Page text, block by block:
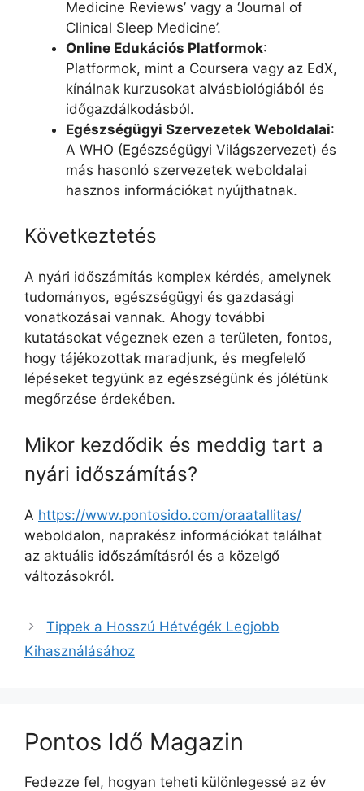
Medicine Reviews’ vagy a ‘Journal of
Clinical Sleep Medicine’.
Online Edukációs Platformok:
Platformok, mint a Coursera vagy az EdX,
kínálnak kurzusokat alvásbiológiából és
időgazdálkodásból.
Egészségügyi Szervezetek Weboldalai:
A WHO (Egészségügyi Világszervezet) és
más hasonló szervezetek weboldalai
hasznos információkat nyújthatnak.
Következtetés
A nyári időszámítás komplex kérdés, amelynek
tudományos, egészségügyi és gazdasági
vonatkozásai vannak. Ahogy további
kutatásokat végeznek ezen a területen, fontos,
hogy tájékozottak maradjunk, és megfelelő
lépéseket tegyünk az egészségünk és jólétünk
megőrzése érdekében.
Mikor kezdődik és meddig tart a
nyári időszámítás?
A https://www.pontosido.com/oraatallitas/
weboldalon, naprakész információkat találhat
az aktuális időszámításról és a közelgő
változásokról.
Tippek a Hosszú Hétvégék Legjobb
Kihasználásához
Pontos Idő Magazin
Fedezze fel, hogyan teheti különlegessé az év